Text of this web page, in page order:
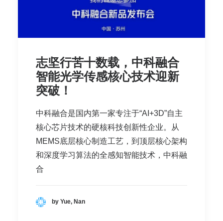
志坚行苦十数载，中科融合
智能光学传感核心技术迎新
突破！
中科融合是国内第一家专注于“AI+3D”自主
核心芯片技术的硬核科技创新性企业。从
MEMS底层核心制造工艺，到顶层核心架构
和深度学习算法的全感知智能技术，中科融
合
by Yue, Nan